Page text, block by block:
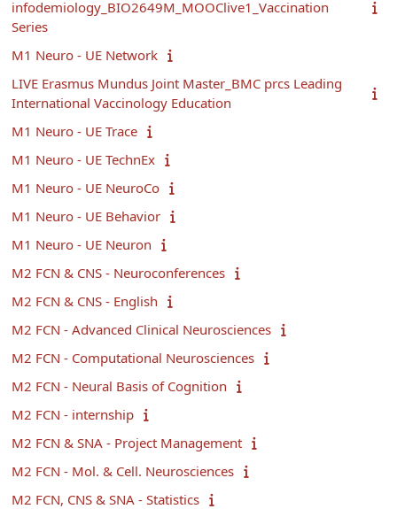
infodemiology_BIO2649M_MOOClive1_Vaccination
Series
M1 Neuro - UE Network
LIVE Erasmus Mundus Joint Master_BMC prcs Leading
International Vaccinology Education
M1 Neuro - UE Trace
M1 Neuro - UE TechnEx
M1 Neuro - UE NeuroCo
M1 Neuro - UE Behavior
M1 Neuro - UE Neuron
M2 FCN & CNS - Neuroconferences
M2 FCN & CNS - English
M2 FCN - Advanced Clinical Neurosciences
M2 FCN - Computational Neurosciences
M2 FCN - Neural Basis of Cognition
M2 FCN - internship
M2 FCN & SNA - Project Management
M2 FCN - Mol. & Cell. Neurosciences
M2 FCN, CNS & SNA - Statistics